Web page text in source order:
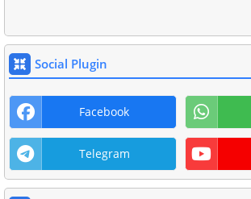
Social Plugin
Facebook
Telegram